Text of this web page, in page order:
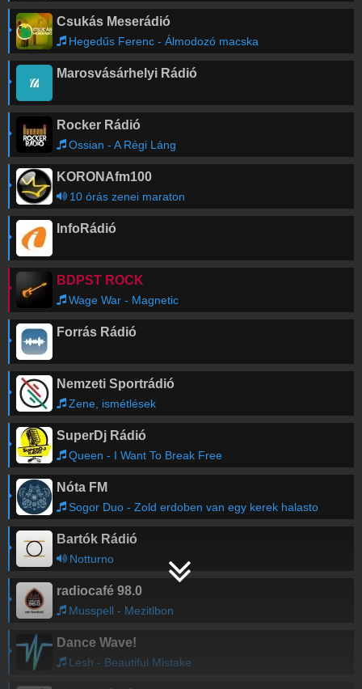
Csukás Meserádió
Hegedűs Ferenc - Álmodozó macska
Marosvásárhelyi Rádió
Rocker Rádió
Ossian - A Régi Láng
KORONAfm100
10 órás zenei maraton
InfoRádió
BDPST ROCK
Wage War - Magnetic
Forrás Rádió
Nemzeti Sportrádió
Zene, ismétlések
SuperDj Rádió
Queen - I Want To Break Free
Nóta FM
Sogor Duo - Zold erdoben van egy kerek halasto
Bartók Rádió
Notturno
radiocafé 98.0
Musspell - Mezitlbon
Dance Wave!
Lesh - Beautiful Mistake